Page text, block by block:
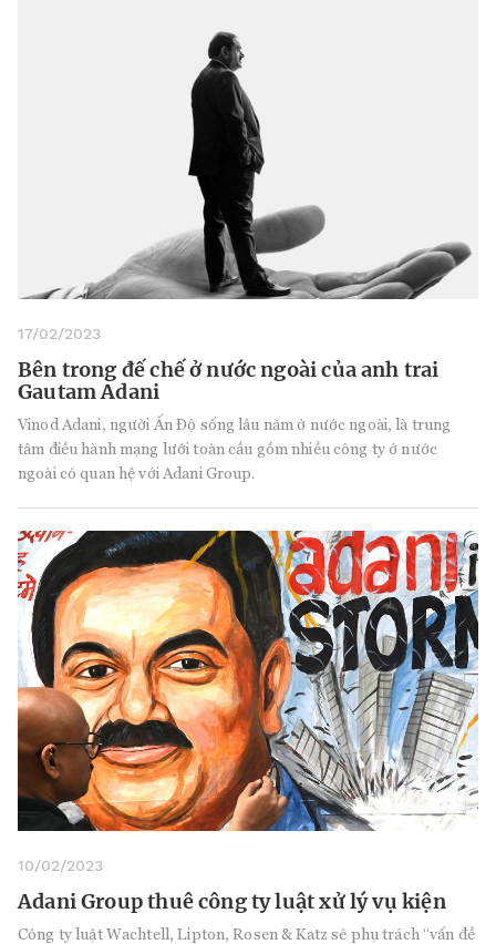
17/02/2023
Bên trong đế chế ở nước ngoài của anh trai
Gautam Adani
Vinod Adani, người Ấn Độ sống lâu năm ở nước ngoài, là trung
tâm điều hành mạng lưới toàn cầu gồm nhiều công ty ở nước
ngoài có quan hệ với Adani Group.
10/02/2023
Adani Group thuê công ty luật xử lý vụ kiện
Công ty luật Wachtell, Lipton, Rosen & Katz sẽ phụ trách “vấn đề